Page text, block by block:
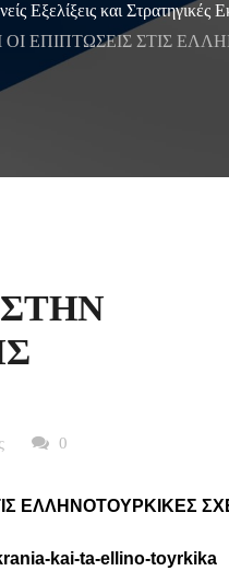
Εξελίξεις και Στρατηγικές
ΕΠΙΠΤΩΣΕΙΣ ΣΤΙΣ
0
ΕΛΛΗΝΟΤΟΥΡΚΙΚΕΣ
kai-ta-ellino-toyrkika